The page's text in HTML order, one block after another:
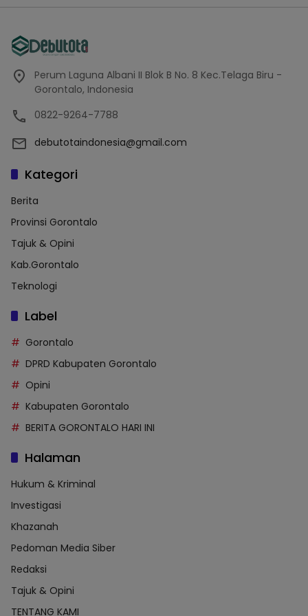
Perum Laguna Albani II Blok B No. 8 Kec.Telaga Biru -
Gorontalo, Indonesia
0822-9264-7788
debutotaindonesia@gmail.com
Kategori
Berita
Provinsi Gorontalo
Tajuk & Opini
Kab.Gorontalo
Teknologi
Label
Gorontalo
DPRD Kabupaten Gorontalo
Opini
Kabupaten Gorontalo
BERITA GORONTALO HARI INI
Halaman
Hukum & Kriminal
Investigasi
Khazanah
Pedoman Media Siber
Redaksi
Tajuk & Opini
TENTANG KAMI